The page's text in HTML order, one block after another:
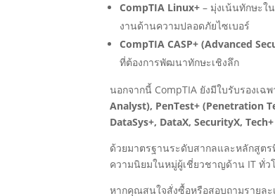
CompTIA Linux+– มุ่งเน้นทักษะใ
งานด้านความปลอดภัยไซเบอร์
CompTIA CASP+ (Advanced
ที่ต้องการพัฒนาทักษะเชิงลึก
นอกจากนี้ CompTIA ยังมีใบรับรองเ
Analyst), PenTest+ (Penetration
DataSys+, DataX, SecurityX, Tech+
ด้วยมาตรฐานระดับสากลและหลักสูต
ความนิยมในหมู่ผู้เชี่ยวชาญด้าน IT ทั่ว
หากคุณสนใจสั่งซื้อหรือสอบถามรายละ